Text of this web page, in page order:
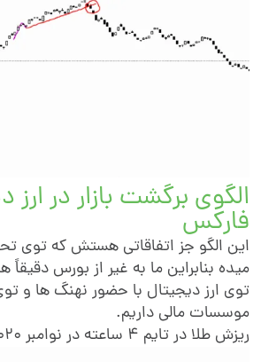
برگشت بازار در ارز
الگو جز اتفاقاتی هستش که توی
بنابراین ما به غیر از بورس دقیقاً
ارز دیجیتال با حضور نهنگ ها و
مالی داریم.
طلا در تایم 4 ساعته در نوامبر 2020